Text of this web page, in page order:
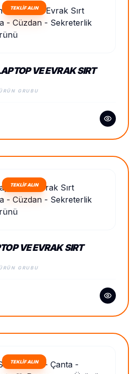
TEKLİF ALIN
VE EVRAK SIRT
GRUBU
TEKLİF ALIN
VE EVRAK SIRT
GRUBU
TEKLİF ALIN